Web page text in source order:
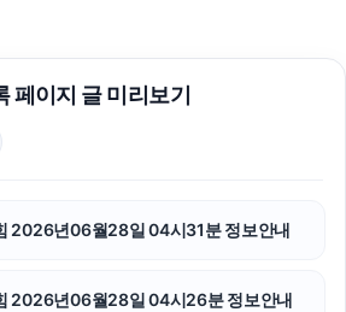
부산휴대폰성지
신용카드현금화
페이지 글 미리보기
2026년06월28일 04시31분 정보안내
2026년06월28일 04시26분 정보안내